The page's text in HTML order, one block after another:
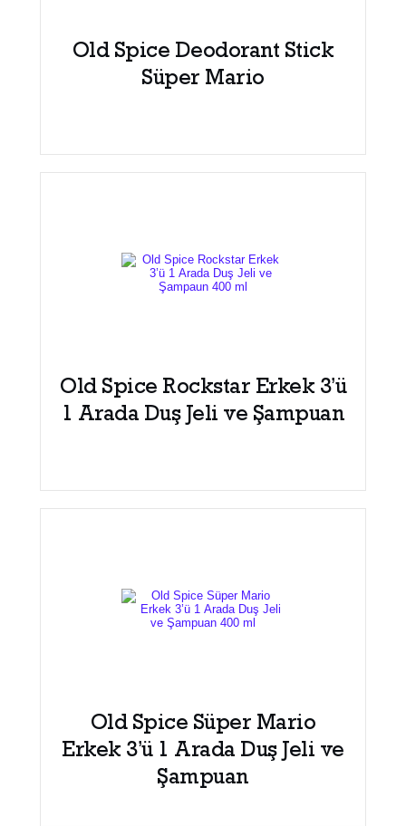
Old Spice Deodorant Stick
Süper Mario
Old Spice Rockstar Erkek 3’ü
1 Arada Duş Jeli ve Şampuan
Old Spice Süper Mario
Erkek 3’ü 1 Arada Duş Jeli ve
Şampuan